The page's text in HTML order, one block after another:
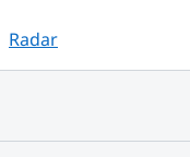
Radar